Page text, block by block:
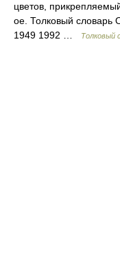
цветов,
ое. Толковый
1949 1992 …
Толковый